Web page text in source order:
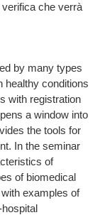
che verrà
by many types
healthy conditions
with registration
a window into
the tools for
In the seminar
of
of biomedical
examples of